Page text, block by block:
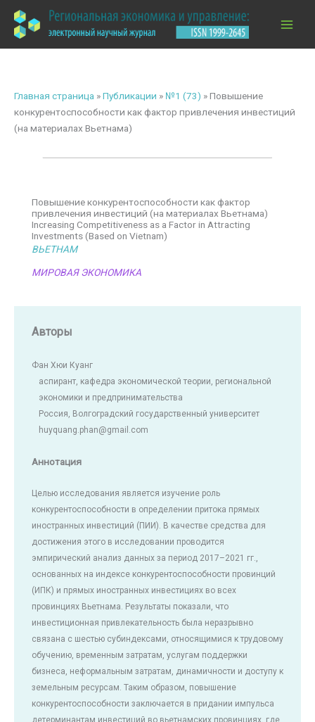
содержимому
Главная страница »Публикации » №1 (73) »Повышение
конкурентоспособности как фактор привлечения инвестиций
(на материалах Вьетнама)
Повышение конкурентоспособности как фактор
привлечения инвестиций (на материалах Вьетнама)
Increasing Competitiveness as a Factor in Attracting
Investments (Based on Vietnam)
ВЬЕТНАМ
МИРОВАЯ ЭКОНОМИКА
Авторы
Фан Хюи Куанг
аспирант, кафедра экономической теории, региональной
экономики и предпринимательства
Россия, Волгоградский государственный университет
huyquang.phan@gmail.com
Аннотация
Целью исследования является изучение роль
конкурентоспособности в определении притока прямых
иностранных инвестиций (ПИИ). В качестве средства для
достижения этого в исследовании проводится
эмпирический анализ данных за период 2017–2021 гг.,
основанных на индексе конкурентоспособности провинций
(ИПК) и прямых иностранных инвестициях во всех
провинциях Вьетнама. Результаты показали, что
инвестиционная привлекательность была неразрывно
связана с шестью субиндексами, относящимися к трудовому
обучению, временным затратам, услугам поддержки
бизнеса, неформальным затратам, динамичности и доступу к
земельным ресурсам. Таким образом, повышение
конкурентоспособности заключается в придании импульса
детерминантам инвестиций во вьетнамских провинциях, где